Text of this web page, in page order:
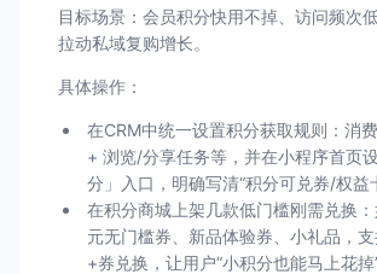
目标场景：会员积分快用不掉、访问频次
拉动私域复购增长。
具体操作：
在CRM中统一设置积分获取规则：消
+ 浏览/分享任务等，并在小程序首页
分」入口，明确写清“积分可兑券/权益
在积分商城上架几款低门槛刚需兑换
元无门槛券、新品体验券、小礼品，
+券兑换，让用户“小积分也能马上花掉”